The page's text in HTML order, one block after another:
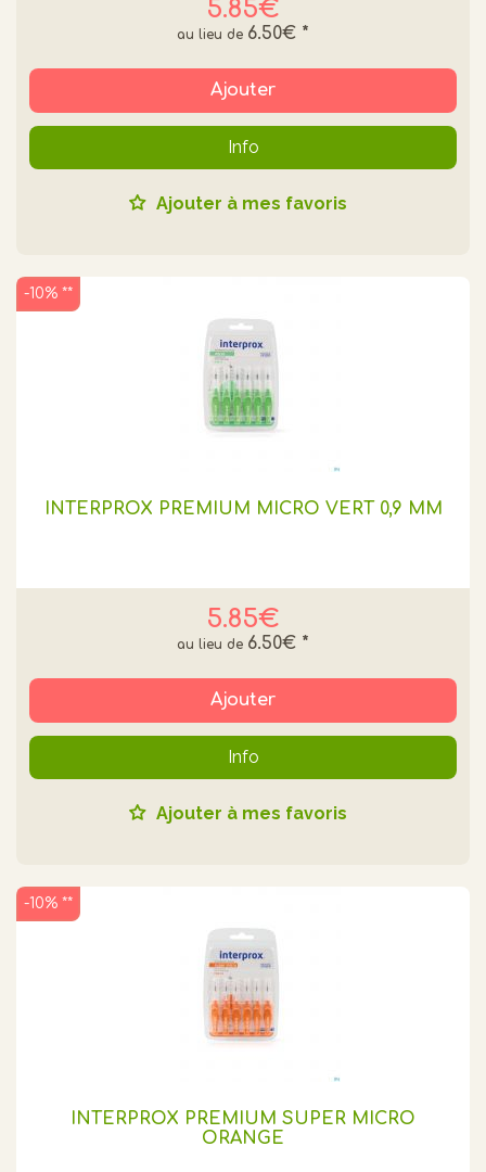
5.85€
6.50€ *
Ajouter
Info
Ajouter à mes favoris
INTERPROX PREMIUM MICRO VERT 0,9 MM
5.85€
6.50€ *
-10% **
Ajouter
Info
Ajouter à mes favoris
INTERPROX PREMIUM SUPER MICRO
ORANGE
-10% **